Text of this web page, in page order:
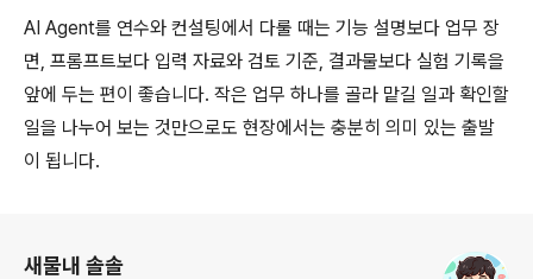
AI Agent를 연수와 컨설팅에서 다룰 때는 기능 설명보다 업무 장
면, 프롬프트보다 입력 자료와 검토 기준, 결과물보다 실험 기록을
앞에 두는 편이 좋습니다. 작은 업무 하나를 골라 맡길 일과 확인할
일을 나누어 보는 것만으로도 현장에서는 충분히 의미 있는 출발
이 됩니다.
새물내 솔솔